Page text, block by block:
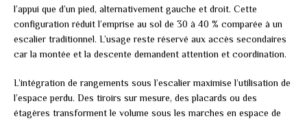
l’appui que d’un pied, alternativement gauche et droit. Cette
configuration réduit l’emprise au sol de 30 à 40 % comparée à un
escalier traditionnel. L’usage reste réservé aux accès secondaires
car la montée et la descente demandent attention et coordination.
L’intégration de rangements sous l’escalier maximise l’utilisation de
l’espace perdu. Des tiroirs sur mesure, des placards ou des
étagères transforment le volume sous les marches en espace de